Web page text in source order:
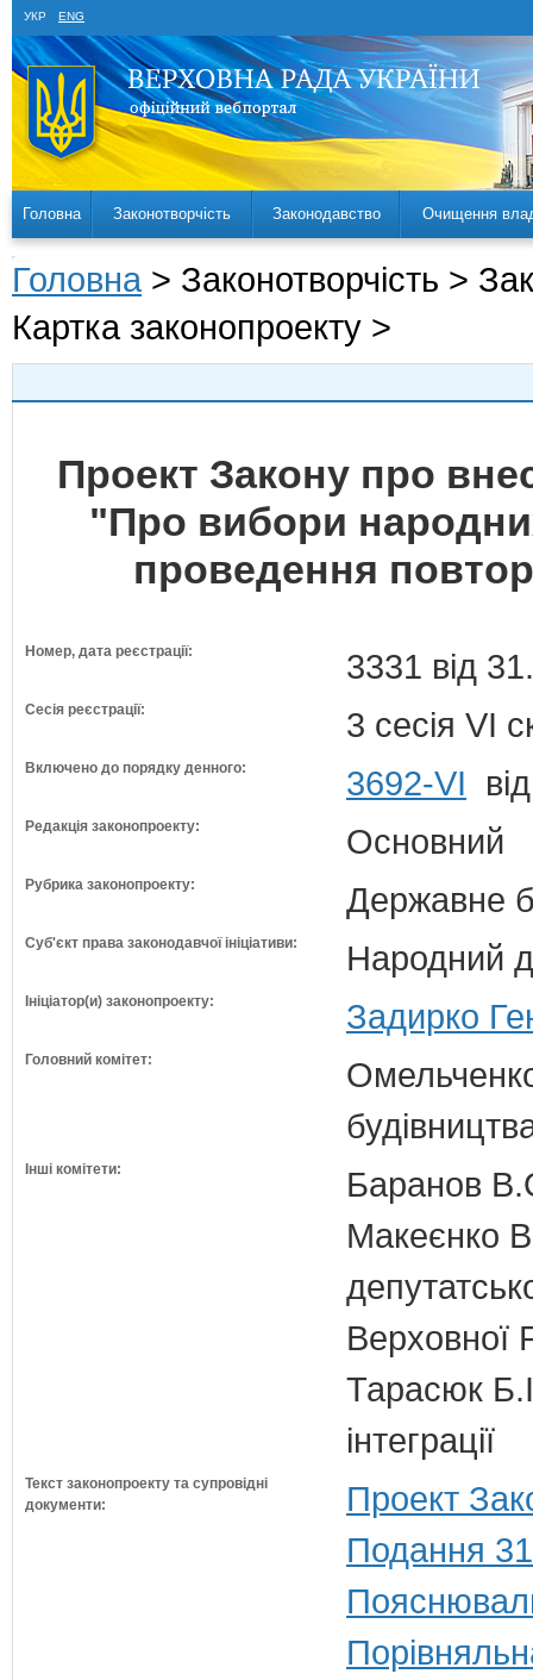
УКР ENG
Головна Законотворчість Законодавство Очищення
Головна > Законотворчість >
Картка законопроекту >
Проект Закону про
"Про вибори
проведення
Номер, дата реєстрації: 3331 від
Сесія реєстрації: 3 сесія VI
Включено до порядку денного: 3692-VI
Редакція законопроекту: Основний
Рубрика законопроекту: Державне
Суб'єкт права законодавчої ініціативи: Народний
Ініціатор(и) законопроекту: Задирко
Головний комітет:
Інші комітети:
Баранов
Макеєнко
Верховної
Тарасюк
інтеграції
Текст законопроекту та супровідні
документи:
Проект
Подання